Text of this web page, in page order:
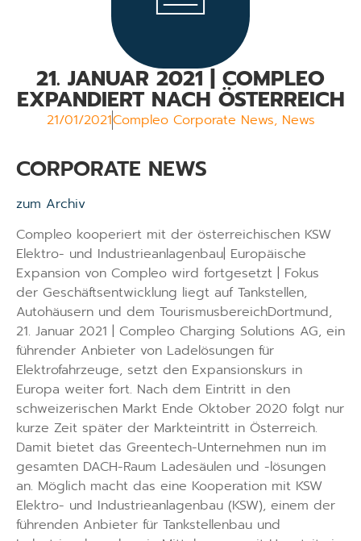
21. JANUAR 2021 | COMPLEO
EXPANDIERT NACH ÖSTERREICH
21/01/2021Compleo Corporate News, News
CORPORATE NEWS
zum Archiv
Compleo kooperiert mit der österreichischen KSW
Elektro- und Industrieanlagenbau| Europäische
Expansion von Compleo wird fortgesetzt | Fokus
der Geschäftsentwicklung liegt auf Tankstellen,
Autohäusern und dem TourismusbereichDortmund,
21. Januar 2021 | Compleo Charging Solutions AG, ein
führender Anbieter von Ladelösungen für
Elektrofahrzeuge, setzt den Expansionskurs in
Europa weiter fort. Nach dem Eintritt in den
schweizerischen Markt Ende Oktober 2020 folgt nur
kurze Zeit später der Markteintritt in Österreich.
Damit bietet das Greentech-Unternehmen nun im
gesamten DACH-Raum Ladesäulen und -lösungen
an. Möglich macht das eine Kooperation mit KSW
Elektro- und Industrieanlagenbau (KSW), einem der
führenden Anbieter für Tankstellenbau und